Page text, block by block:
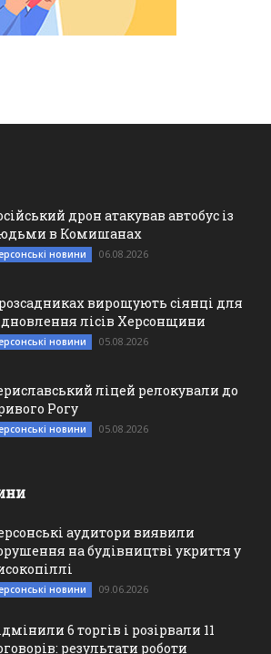
дрон атакував автобус із
в Комишанах
новини 06.08.2026
вирощують сіянці для
лісів Херсонщини
новини 05.08.2026
ліцей релокували до
Рогу
новини 05.08.2026
аудитори виявили
на будівництві укриття у
новини 09.06.2026
6 торгів і розірвали 11
результати роботи